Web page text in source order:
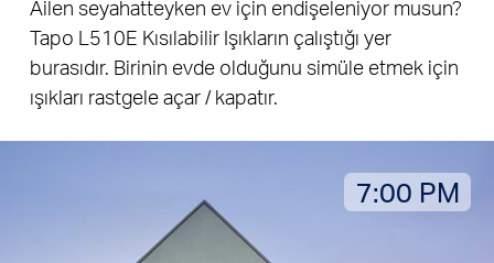
7:00 PM
Ailen seyahatteyken ev için endişeleniyor musun?
Tapo L510E Kısılabilir Işıkların çalıştığı yer
burasıdır. Birinin evde olduğunu simüle etmek için
ışıkları rastgele açar / kapatır.